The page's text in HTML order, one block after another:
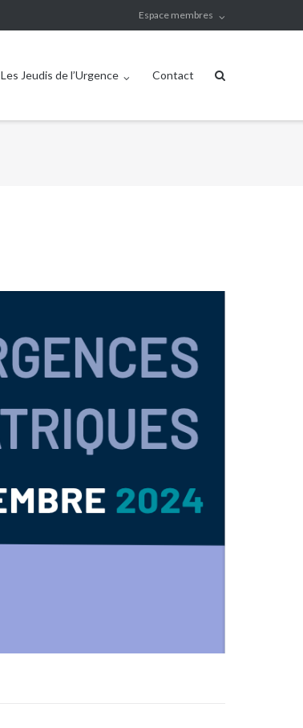
Espace membres
Les Jeudis de l’Urgence Contact